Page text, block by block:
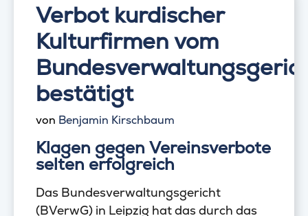
Verbot kurdischer
Kulturfirmen vom
bestätigt
von Benjamin Kirschbaum
Klagen gegen Vereinsverbote
selten erfolgreich
Das Bundesverwaltungsgericht
(BVerwG) in Leipzig hat das durch das